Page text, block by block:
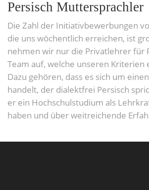
Persisch Muttersprachler
Die Zahl der Initiativbewerbungen
die uns wöchentlich erreichen, ist
nehmen wir nur die Privatlehrer für
Team auf, welche unseren Kriterien
Dazu gehören, dass es sich um
handelt, der dialektfrei Persisch
er ein Hochschulstudium als
haben und über weitreichende